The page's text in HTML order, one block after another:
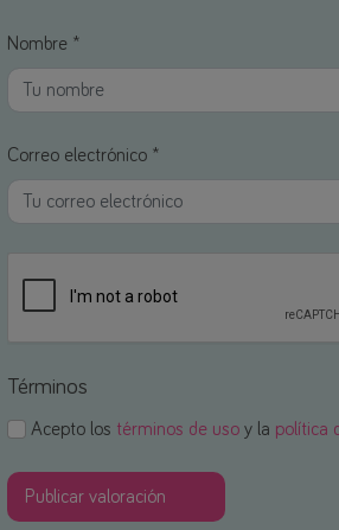
Nombre *
Correo electrónico *
Términos
Acepto los términos de uso y la política